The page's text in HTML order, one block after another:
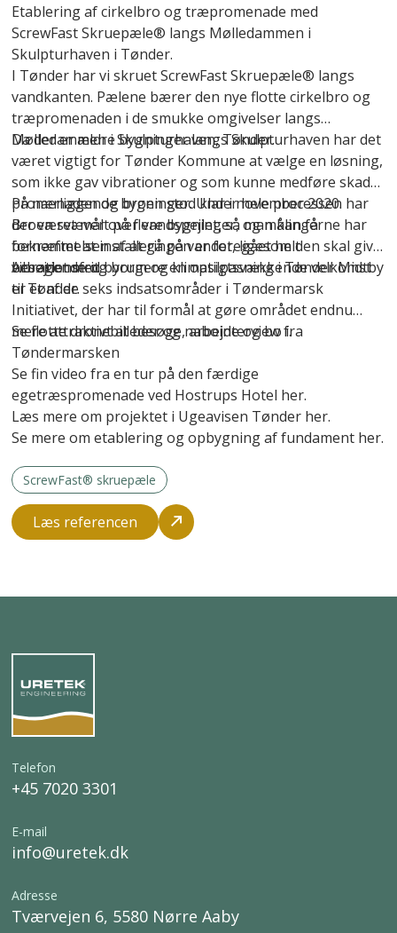
Etablering af cirkelbro og træpromenade med
ScrewFast Skruepæle® langs Mølledammen i
Skulpturhaven i Tønder.
I Tønder har vi skruetScrewFast Skruepæle® langs
vandkanten. Pælene bærer den nye flotte cirkelbro og
træpromenaden i de smukke omgivelser langs
Mølledammen i Skulpturhaven, Tønder.
Da der er ældre bygninger langs Skulpturhaven har det
været vigtigt for Tønder Kommune at vælge en løsning,
som ikke gav vibrationer og som kunne medføre skader
på nærliggende bygninger. Under hele processen har
der været målt på flere bygninger, og målingerne har
bekræftet at installeringen er foregået helt
vibrationsfrit.
Promenaden og broen stod klar i november 2020.
Broen svæver over vandspejlet, så man kan få
fornemmelsen af at gå på vandet, ligesom den skal give
besøgende og borgere en opsigtsvækkende velkomst
til Tønder.
Arbejdet med byrum og klimatilpasning i Tønder Midtby
er et af de seks indsatsområder i Tøndermarsk
Initiativet, der har til formål at gøre området endnu
mere attraktivt at besøge, arbejde og bo i.
Se flotte dronebilleder og nabointerview fra
Tøndermarsken
Se fin video fra en tur på den færdige
egetræspromenade ved Hostrups Hotel her.
Læs mere om projektet i Ugeavisen Tønder her.
Se mere om etablering og opbygning af fundament her.
ScrewFast® skruepæle
Læs referencen
Telefon
+45 7020 3301
E-mail
info@uretek.dk
Adresse
Tværvejen 6, 5580 Nørre Aaby